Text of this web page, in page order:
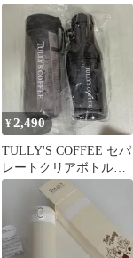
ッペン
¥2,490
TULLY'S COFFEE セパ
レートクリアボトル
氷止め付きボトル 2